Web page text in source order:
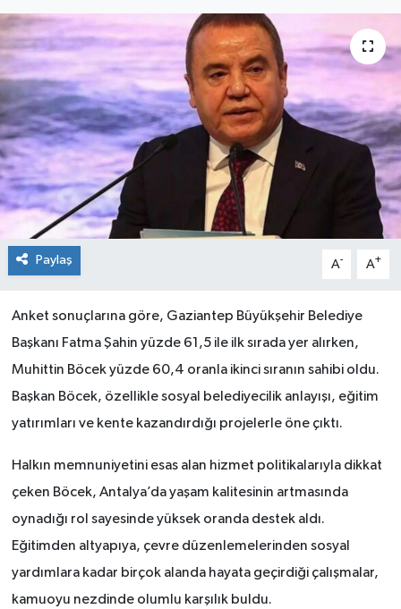
Paylaş A- A+
Anket sonuçlarına göre, Gaziantep Büyükşehir Belediye
Başkanı Fatma Şahin yüzde 61,5 ile ilk sırada yer alırken,
Muhittin Böcek yüzde 60,4 oranla ikinci sıranın sahibi oldu.
Başkan Böcek, özellikle sosyal belediyecilik anlayışı, eğitim
yatırımları ve kente kazandırdığı projelerle öne çıktı.
Halkın memnuniyetini esas alan hizmet politikalarıyla dikkat
çeken Böcek, Antalya’da yaşam kalitesinin artmasında
oynadığı rol sayesinde yüksek oranda destek aldı.
Eğitimden altyapıya, çevre düzenlemelerinden sosyal
yardımlara kadar birçok alanda hayata geçirdiği çalışmalar,
kamuoyu nezdinde olumlu karşılık buldu.